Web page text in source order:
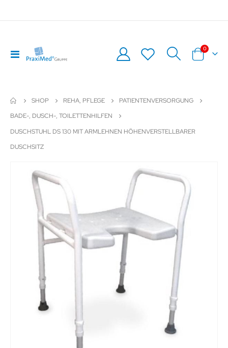
Navigation
umschalten
Warenkorb
0Artikel
SHOP REHA, PFLEGE
PATIENTENVERSORGUNG
BADE-, DUSCH-, TOILETTENHILFEN
DUSCHSTUHL DS 130 MIT ARMLEHNEN HÖHENVERSTELLBARER
DUSCHSITZ
Bildergalerie
springen